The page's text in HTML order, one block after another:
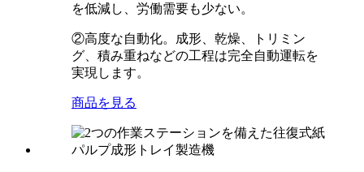
を低減し、労働需要も少ない。
②高度な自動化。成形、乾燥、トリミン
グ、積み重ねなどの工程は完全自動運転を
実現します。
商品を見る